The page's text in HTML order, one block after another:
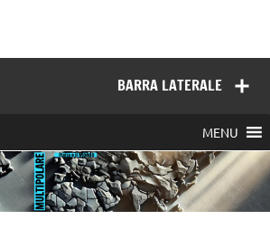
BARRA LATERALE
MENU